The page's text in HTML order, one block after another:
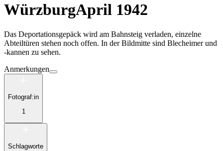
WürzburgApril 1942
Das Deportationsgepäck wird am Bahnsteig verladen, einzelne
Abteiltüren stehen noch offen. In der Bildmitte sind Blecheimer und
-kannen zu sehen.
Anmerkungen
Fotograf:in
1
Schlagworte